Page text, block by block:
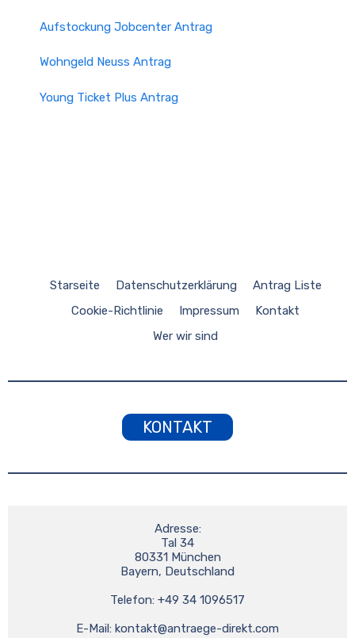
Aufstockung Jobcenter Antrag
Wohngeld Neuss Antrag
Young Ticket Plus Antrag
Starseite Datenschutzerklärung
Antrag Liste
Cookie-Richtlinie
Impressum
Kontakt
Wer wir sind
KONTAKT
Adresse:
Tal 34
80331 München
Bayern, Deutschland
Telefon: +49 34 1096517
E-Mail: kontakt@antraege-direkt.com